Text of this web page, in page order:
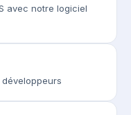
avec notre logiciel